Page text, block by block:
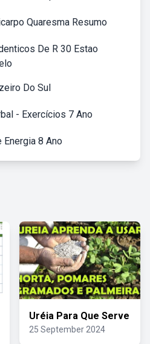
Quaresma Resumo
De R 30 Estao
Do Sul
- Exercícios 7 Ano
Energia 8 Ano
Uréia Para Que Serve
25 September 2024